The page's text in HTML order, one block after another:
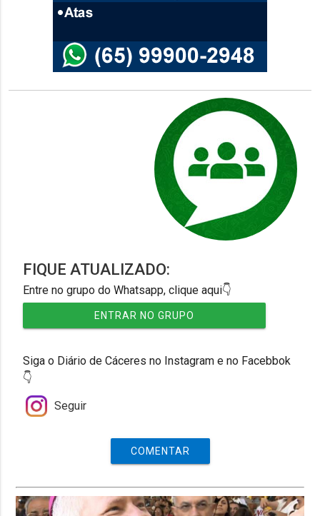
FIQUE ATUALIZADO:
Entre no grupo do Whatsapp, clique aqui👇
ENTRAR NO GRUPO
Siga o Diário de Cáceres no Instagram e no Facebbok
👇
Seguir
COMENTAR